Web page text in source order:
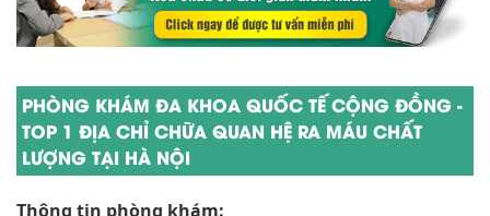
PHÒNG KHÁM ĐA KHOA QUỐC TẾ CỘNG ĐỒNG -
TOP 1 ĐỊA CHỈ CHỮA QUAN HỆ RA MÁU CHẤT
LƯỢNG TẠI HÀ NỘI
Thông tin phòng khám: